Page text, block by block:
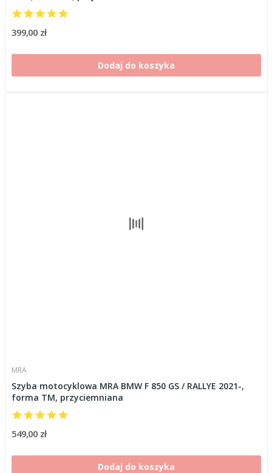
399,00 zł
Dodaj do koszyka
MRA
Szyba motocyklowa MRA BMW F 850 GS / RALLYE 2021-,
forma TM, przyciemniana
549,00 zł
Dodaj do koszyka